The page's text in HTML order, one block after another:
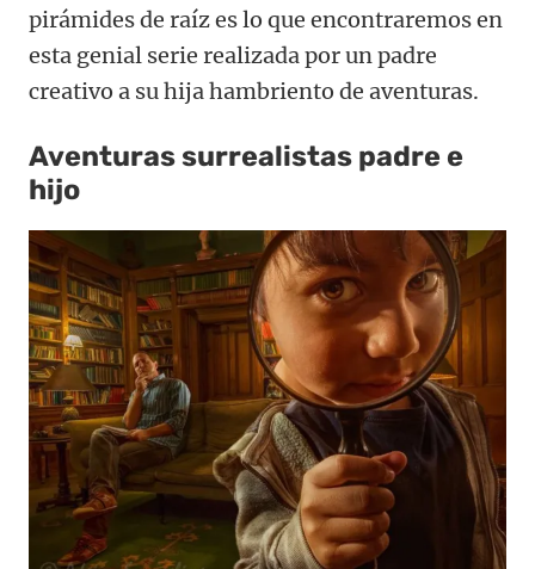
pirámides de raíz es lo que encontraremos en
esta genial serie realizada por un padre
creativo a su hija hambriento de aventuras.
Aventuras surrealistas padre e
hijo